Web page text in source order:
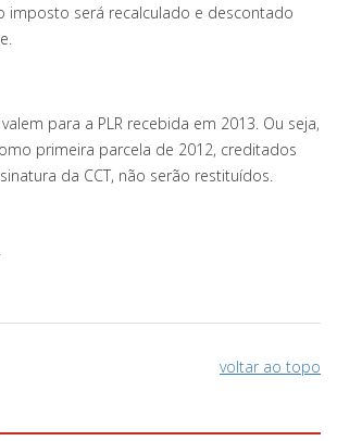
imposto será recalculado e descontado
para a PLR recebida em 2013. Ou seja,
primeira parcela de 2012, creditados
da CCT, não serão restituídos.
voltar ao topo